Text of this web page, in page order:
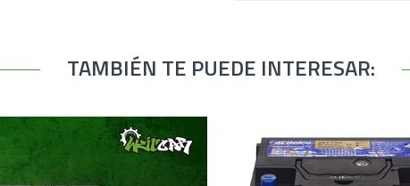
TAMBIÉN TE PUEDE INTERESAR: